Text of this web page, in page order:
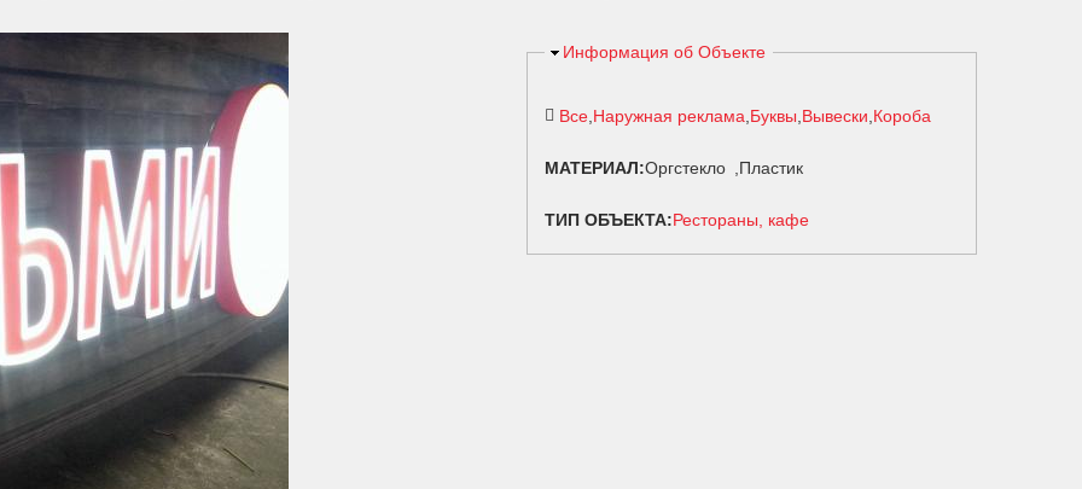
Скрыть
Информация об Объекте
Все Наружная реклама Буквы Вывески Короба
МАТЕРИАЛ:Оргстекло Пластик
ТИП ОБЪЕКТА:Рестораны, кафе